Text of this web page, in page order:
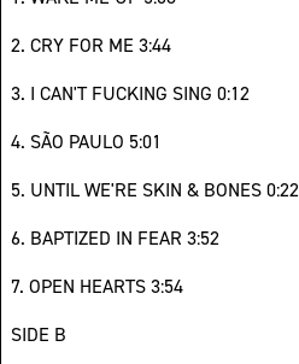
2. CRY FOR ME 3:44
3. I CAN'T FUCKING SING 0:12
4. SÃO PAULO 5:01
5. UNTIL WE'RE SKIN & BONES 0:22
6. BAPTIZED IN FEAR 3:52
7. OPEN HEARTS 3:54
SIDE B